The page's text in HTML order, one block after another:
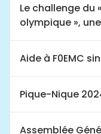
Le challenge du
olympique »,
Aide à F0EMC
Pique-Nique
Assemblée